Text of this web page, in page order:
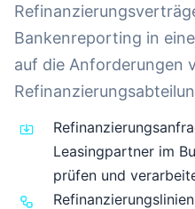
Bankenreporting in
auf die Anforderungen
Leasingpartner im
prüfen und